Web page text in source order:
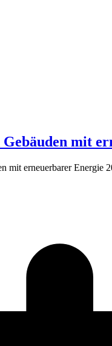
mit
mit erneuerbarer Energie